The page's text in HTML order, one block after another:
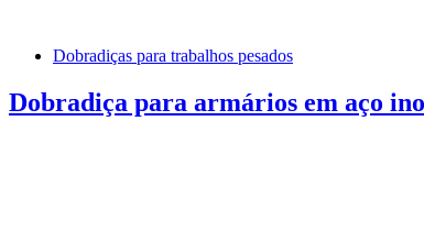
Dobradiças para trabalhos pesados
Dobradiça para armários em aço